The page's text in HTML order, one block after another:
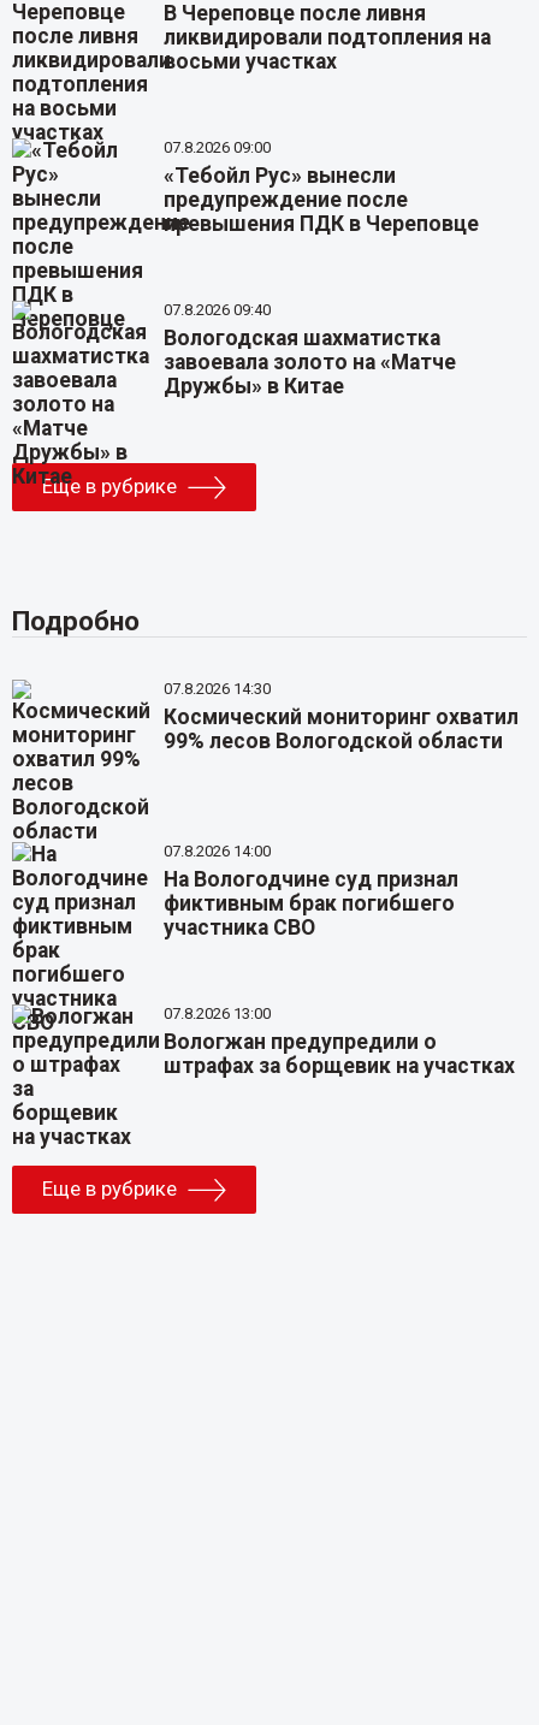
В Череповце после ливня
ликвидировали подтопления на
восьми участках
07.8.2026 09:00
«Тебойл Рус» вынесли
предупреждение после
превышения ПДК в Череповце
07.8.2026 09:40
Вологодская шахматистка
завоевала золото на «Матче
Дружбы» в Китае
Еще в рубрике
Подробно
07.8.2026 14:30
Космический мониторинг охватил
99% лесов Вологодской области
07.8.2026 14:00
На Вологодчине суд признал
фиктивным брак погибшего
участника СВО
07.8.2026 13:00
Вологжан предупредили о
штрафах за борщевик на участках
Еще в рубрике